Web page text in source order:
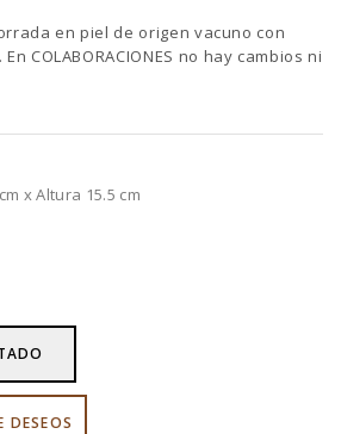
en piel de origen vacuno con
COLABORACIONES no hay cambios ni
x Altura 15.5 cm
DESEOS